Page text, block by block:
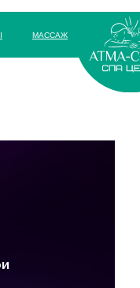
МАССАЖ